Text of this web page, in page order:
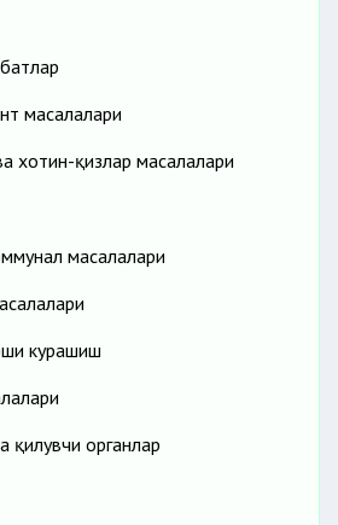
масалалари
хотин-қизлар масалалари
масалалари
курашиш
қилувчи органлар